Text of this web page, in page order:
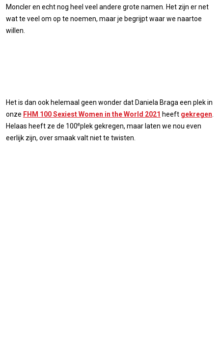
Moncler en echt nog heel veel andere grote namen. Het zijn er net
wat te veel om op te noemen, maar je begrijpt waar we naartoe
willen.
Het is dan ook helemaal geen wonder dat Daniela Braga een plek in
onze FHM 100 Sexiest Women in the World 2021 heeft gekregen.
Helaas heeft ze de 100eplek gekregen, maar laten we nou even
eerlijk zijn, over smaak valt niet te twisten.